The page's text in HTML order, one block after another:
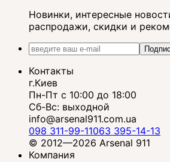
Новинки, интересные
распродажи, скидки и
Контакты
г.Киев
Пн-Пт с 10:00 до 18:00
Сб-Вс: выходной
info@arsenal911.com.ua
098 311-99-11063 395-14-13
© 2012—2026 Arsenal 911
Компания